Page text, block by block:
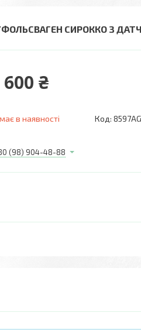
/ФОЛЬСВАГЕН СИРОККО З
600 ₴
в наявності Код:
(98) 904-48-88